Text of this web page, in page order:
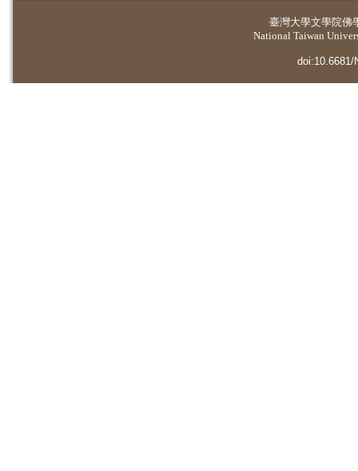
臺灣大學文學院佛
National Taiwan
doi:10.6681/